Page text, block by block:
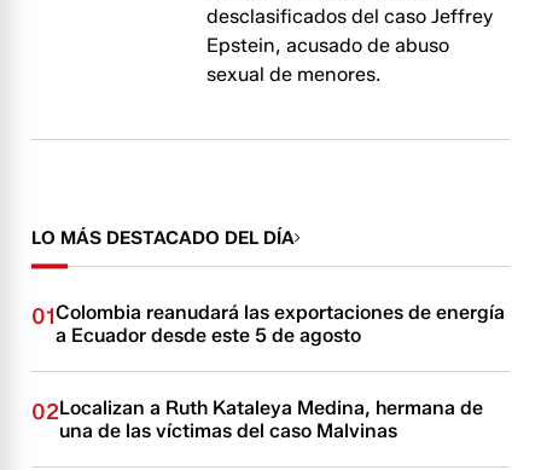
desclasificados del caso Jeffrey
Epstein, acusado de abuso
sexual de menores.
LO MÁS DESTACADO DEL DÍA
01Colombia reanudará las exportaciones de energía
a Ecuador desde este 5 de agosto
02Localizan a Ruth Kataleya Medina, hermana de
una de las víctimas del caso Malvinas